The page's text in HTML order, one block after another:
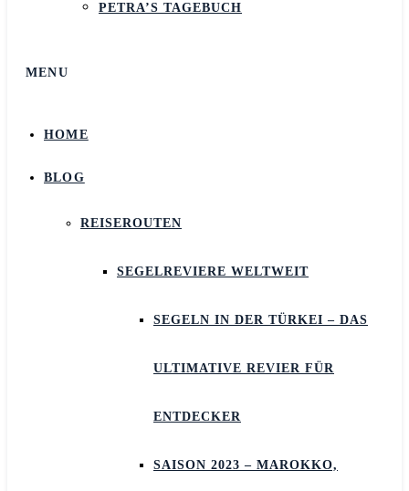
PETRA’S TAGEBUCH
MENU
HOME
BLOG
REISEROUTEN
SEGELREVIERE WELTWEIT
SEGELN IN DER TÜRKEI – DAS
ULTIMATIVE REVIER FÜR
ENTDECKER
SAISON 2023 – MAROKKO,